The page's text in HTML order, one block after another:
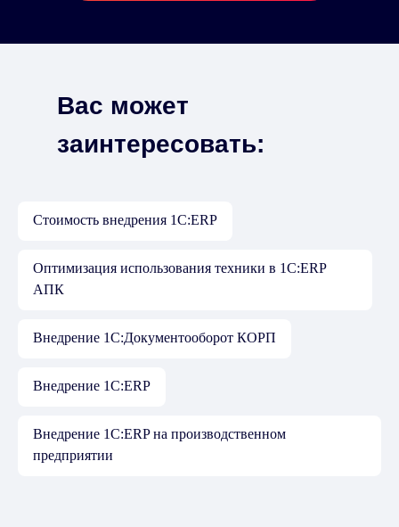
Вас может
заинтересовать:
Стоимость внедрения 1С:ERP
Оптимизация использования техники в 1С:ERP
АПК
Внедрение 1С:Документооборот КОРП
Внедрение 1С:ERP
Внедрение 1С:ERP на производственном
предприятии